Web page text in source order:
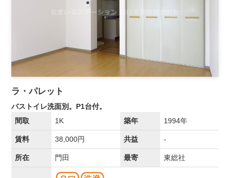
ラ・パレット
バストイレ洗面別。P1台付。
間取
1K 築年 1994年
賃料 38,000円 共益 -
所在 門田 最寄 東総社